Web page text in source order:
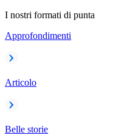
I nostri formati di punta
Approfondimenti
Articolo
Belle storie